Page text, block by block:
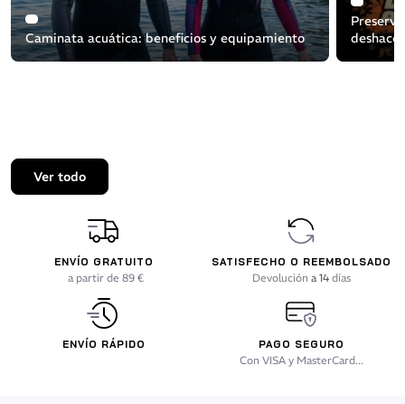
Caminata acuática: beneficios y equipamiento
Ver todo
ENVÍO GRATUITO
a partir de 89 €
SATISFECHO O REEMBOLSADO
Devolución a 14 días
ENVÍO RÁPIDO PAGO SEGURO
Con VISA y MasterCard...